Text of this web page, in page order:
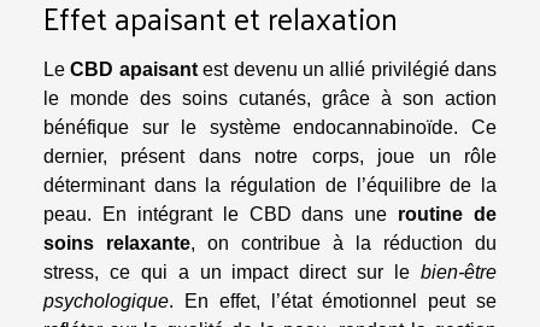
Effet apaisant et relaxation
LeCBD apaisantest devenu un allié privilégié dans
le monde des soins cutanés, grâce à son action
bénéfique sur le système endocannabinoïde. Ce
dernier, présent dans notre corps, joue un rôle
déterminant dans la régulation de l’équilibre de la
peau. En intégrant le CBD dans une routine de
soins relaxante, on contribue à la réduction du
stress, ce qui a un impact direct sur le bien-être
psychologique. En effet, l’état émotionnel peut se